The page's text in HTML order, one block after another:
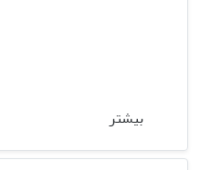
بیشتر